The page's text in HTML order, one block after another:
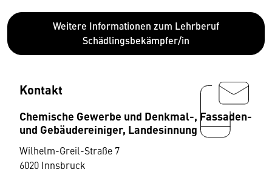
Weitere Informationen zum Lehrberuf
Schädlingsbekämpfer/in
Kontakt
Chemische Gewerbe und Denkmal-, Fassaden-
und Gebäudereiniger, Landesinnung
Wilhelm-Greil-Straße 7
6020 Innsbruck